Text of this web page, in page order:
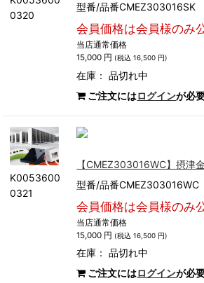
0320
型番/品番CMEZ303016SK
会員価格は会員様のみ
当店通常価格
15,000 円 (税込 16,500 円)
在庫：品切れ中
ご注文にはログインが必
K0053600
0321
【CMEZ303016WC】摂津
型番/品番CMEZ303016WC
会員価格は会員様のみ
当店通常価格
15,000 円 (税込 16,500 円)
在庫：品切れ中
ご注文にはログインが必